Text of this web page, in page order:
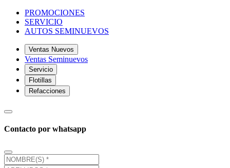
PROMOCIONES
SERVICIO
AUTOS SEMINUEVOS
Ventas Nuevos
Ventas Seminuevos
Servicio
Flotillas
Refacciones
Contacto por whatsapp